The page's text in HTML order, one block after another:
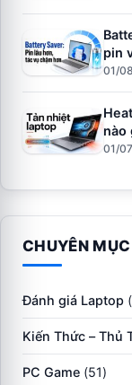
pin
01/
nào
01/
CHUYÊN MỤC
Đánh giá Laptop
Kiến Thức – Thủ
PC Game (51)